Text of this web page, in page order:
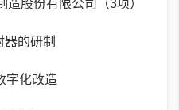
造股份有限公司（3项）
器的研制
字化改造